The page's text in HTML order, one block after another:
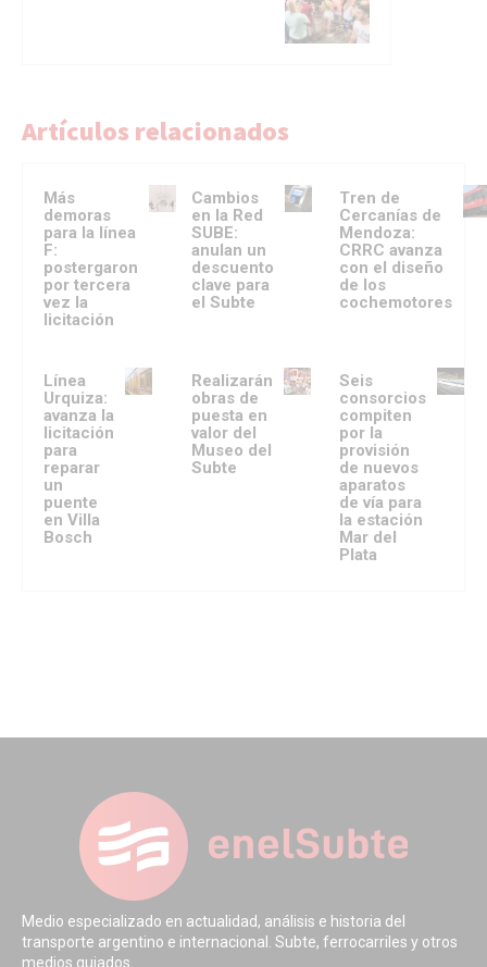
Artículos relacionados
Más
demoras
para la línea
F:
postergaron
por tercera
vez la
licitación
Cambios
en la Red
SUBE:
anulan un
descuento
clave para
el Subte
Tren de
Cercanías de
Mendoza:
CRRC avanza
con el diseño
de los
cochemotores
Línea
Urquiza:
avanza la
licitación
para
reparar
un
puente
en Villa
Bosch
Realizarán
obras de
puesta en
valor del
Museo del
Subte
Seis
consorcios
compiten
por la
provisión
de nuevos
aparatos
de vía para
la estación
Mar del
Plata
Medio especializado en actualidad, análisis e historia del
transporte argentino e internacional. Subte, ferrocarriles y otros
medios guiados.